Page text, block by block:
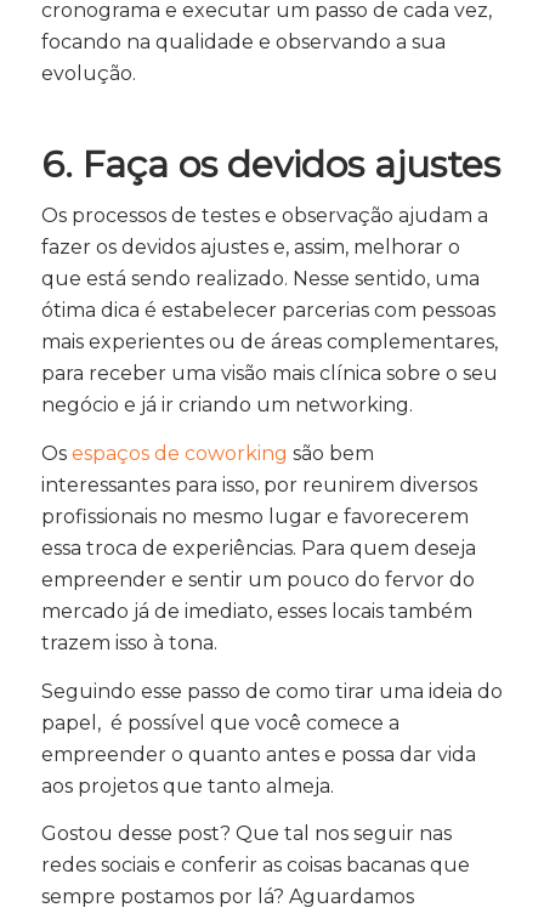
cronograma e executar um passo de cada vez,
focando na qualidade e observando a sua
evolução.
6. Faça os devidos ajustes
Os processos de testes e observação ajudam a
fazer os devidos ajustes e, assim, melhorar o
que está sendo realizado. Nesse sentido, uma
ótima dica é estabelecer parcerias com pessoas
mais experientes ou de áreas complementares,
para receber uma visão mais clínica sobre o seu
negócio e já ir criando um networking.
Os espaços de coworking são bem
interessantes para isso, por reunirem diversos
profissionais no mesmo lugar e favorecerem
essa troca de experiências. Para quem deseja
empreender e sentir um pouco do fervor do
mercado já de imediato, esses locais também
trazem isso à tona.
Seguindo esse passo de como tirar uma ideia do
papel, é possível que você comece a
empreender o quanto antes e possa dar vida
aos projetos que tanto almeja.
Gostou desse post? Que tal nos seguir nas
redes sociais e conferir as coisas bacanas que
sempre postamos por lá? Aguardamos